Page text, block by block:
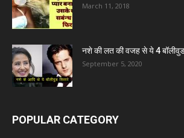
March 11, 2018
नशे की लत की वजह से ये 4 बॉलीवुड
September 5, 2020
POPULAR CATEGORY